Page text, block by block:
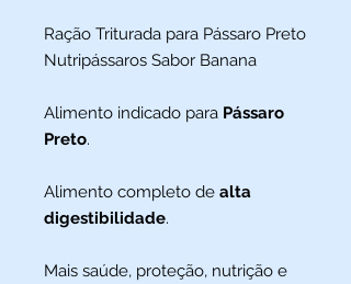
Ração Triturada para Pássaro Preto
Nutripássaros Sabor Banana
Alimento indicado para Pássaro
Preto.
Alimento completo de alta
digestibilidade.
Mais saúde, proteção, nutrição e